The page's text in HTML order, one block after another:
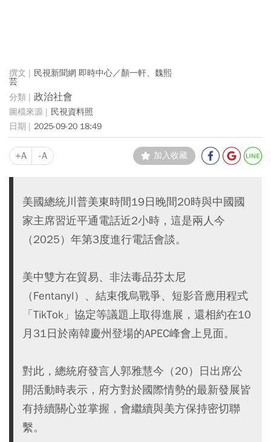
民視新聞網 即時中心／顏一軒、魏熙
芸
政治社會
民視資料照
2025-09-20 18:49
+A -A 加入收藏
美國總統川普美東時間19日晚間20時與中國國
家主席習近平通電話近2小時，這是兩人今
（2025）年第3度進行電話會談。
美中雙方在貿易、非法毒品芬太尼
（Fentanyl）、結束俄烏戰爭、短影音應用程式
「TikTok」協定等議題上取得進展，還相約在10
月31日於南韓慶州登場的APEC峰會上見面。
對此，總統府發言人郭雅慧今（20）日出席公
開活動時表示，府方對於國際情勢的最新發展皆
有持續關心並掌握，會繼續與美方保持密切聯
繫。